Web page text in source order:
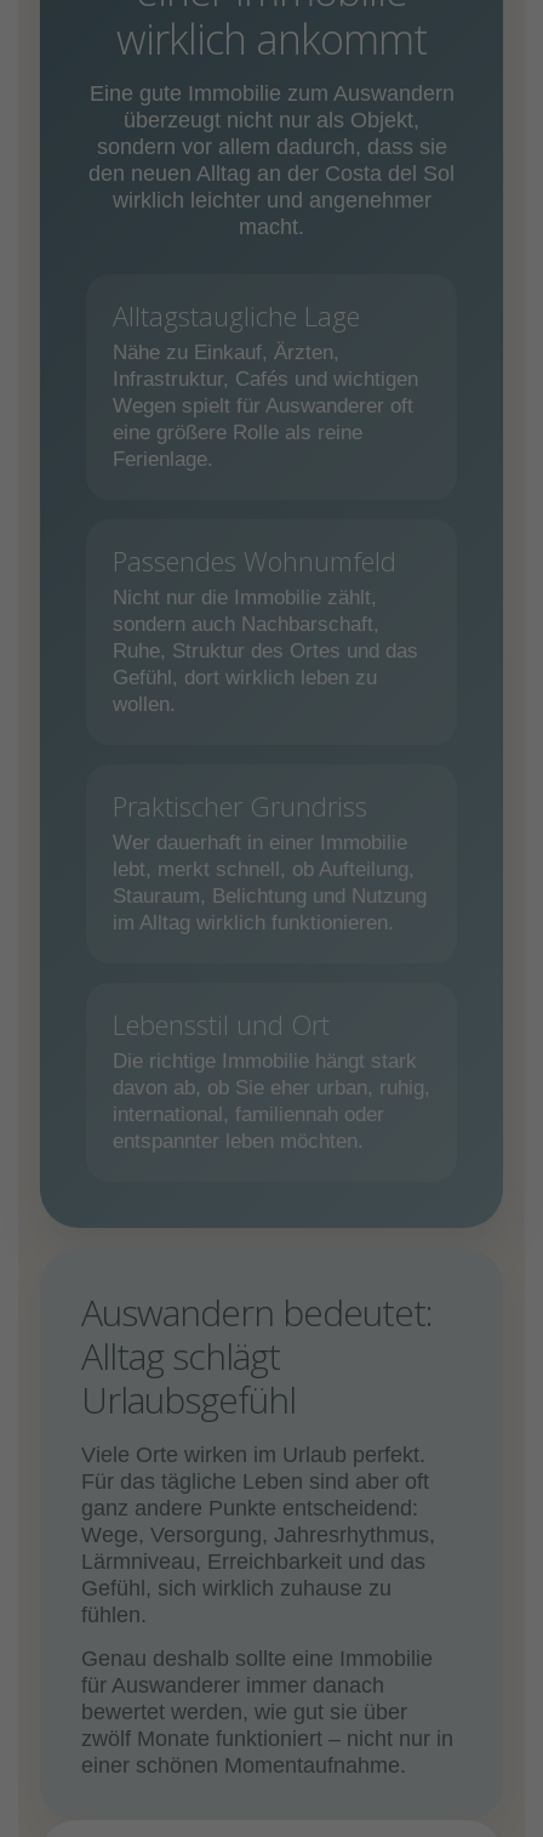
wirklich ankommt
Eine gute Immobilie zum Auswandern
überzeugt nicht nur als Objekt,
sondern vor allem dadurch, dass sie
den neuen Alltag an der Costa del Sol
wirklich leichter und angenehmer
macht.
Alltagstaugliche Lage
Nähe zu Einkauf, Ärzten,
Infrastruktur, Cafés und wichtigen
Wegen spielt für Auswanderer oft
eine größere Rolle als reine
Ferienlage.
Passendes Wohnumfeld
Nicht nur die Immobilie zählt,
sondern auch Nachbarschaft,
Ruhe, Struktur des Ortes und das
Gefühl, dort wirklich leben zu
wollen.
Praktischer Grundriss
Wer dauerhaft in einer Immobilie
lebt, merkt schnell, ob Aufteilung,
Stauraum, Belichtung und Nutzung
im Alltag wirklich funktionieren.
Lebensstil und Ort
Die richtige Immobilie hängt stark
davon ab, ob Sie eher urban, ruhig,
international, familiennah oder
entspannter leben möchten.
Auswandern bedeutet:
Alltag schlägt
Urlaubsgefühl
Viele Orte wirken im Urlaub perfekt.
Für das tägliche Leben sind aber oft
ganz andere Punkte entscheidend:
Wege, Versorgung, Jahresrhythmus,
Lärmniveau, Erreichbarkeit und das
Gefühl, sich wirklich zuhause zu
fühlen.
Genau deshalb sollte eine Immobilie
für Auswanderer immer danach
bewertet werden, wie gut sie über
zwölf Monate funktioniert – nicht nur in
einer schönen Momentaufnahme.